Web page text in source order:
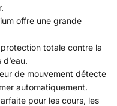
offre une grande
totale contre la
de mouvement détecte
automatiquement.
pour les cours, les